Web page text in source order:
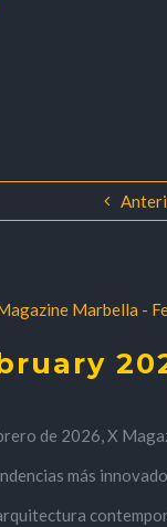
de 2026, X
más